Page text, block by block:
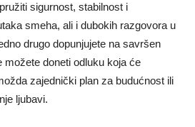
sigurnost, stabilnost i
smeha, ali i dubokih razgovora u
drugo dopunjujete na savršen
možete doneti odluku koja će
zajednički plan za budućnost ili
ljubavi.